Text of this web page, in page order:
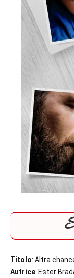
Titolo: Altra
Autrice: Ester